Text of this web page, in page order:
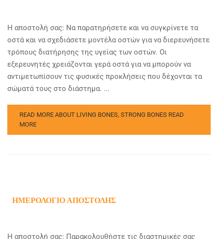
Η αποστολή σας: Να παρατηρήσετε και να συγκρίνετε τα
οστά και να σχεδιάσετε μοντέλα οστών για να διερευνήσετε
τρόπους διατήρησης της υγείας των οστών. Οι
εξερευνητές χρειάζονται γερά οστά για να μπορούν να
αντιμετωπίσουν τις φυσικές προκλήσεις που δέχονται τα
σώματά τους στο διάστημα. ...
READ MORE ABOUT LIVING BONES, STRONG BONES READ
MORE
ΗΜΕΡΟΛΌΓΙΟ ΑΠΟΣΤΟΛΉΣ
Η αποστολή σας: Παρακολουθήστε τις διαστημικές σας